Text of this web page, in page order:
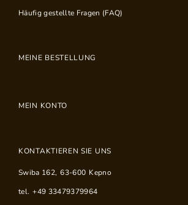
Häufig gestellte Fragen (FAQ)
MEINE BESTELLUNG
MEIN KONTO
KONTAKTIEREN SIE UNS
Swiba 162, 63-600 Kepno
tel. +49 33479379964